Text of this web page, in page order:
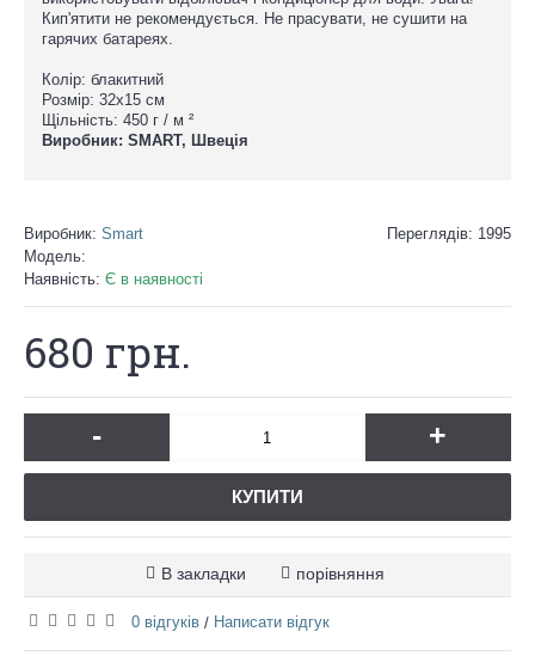
Кип'ятити не рекомендується. Не прасувати, не сушити на
гарячих батареях.
Колір: блакитний
Розмір: 32х15 см
Щільність: 450 г / м ²
Виробник: SMART, Швеція
Переглядів: 1995
Виробник: Smart
Модель:
Наявність: Є в наявності
680 грн.
- +
КУПИТИ
В закладки порівняння
0 відгуків / Написати відгук